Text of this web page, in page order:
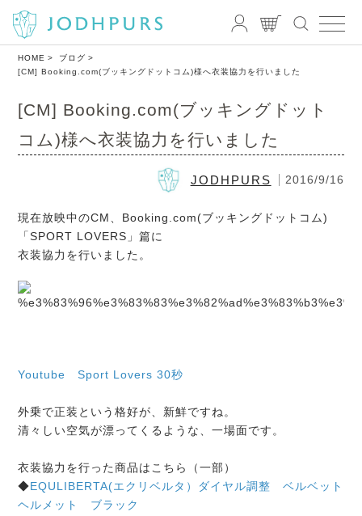
HOME
ブログ
[CM] Booking.com(ブッキングドットコム)様へ衣装協力を行いました
[CM] Booking.com(ブッキングドット
コム)様へ衣装協力を行いました
JODHPURS 2016/9/16
現在放映中のCM、Booking.com(ブッキングドットコム)
「SPORT LOVERS」篇に
衣装協力を行いました。
Youtube Sport Lovers 30秒
外乗で正装という格好が、新鮮ですね。
清々しい空気が漂ってくるような、一場面です。
衣装協力を行った商品はこちら（一部）
◆EQULIBERTA(エクリベルタ）ダイヤル調整 ベルベット
ヘルメット ブラック